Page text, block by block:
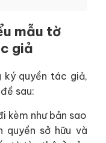
mẫu tờ
giả
ký quyền tác giả,
sau:
kèm như bản sao
quyền sở hữu và